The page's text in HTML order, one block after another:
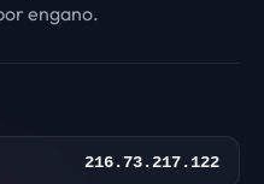
engano.
216.73.217.122